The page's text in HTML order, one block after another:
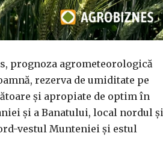
prognoza agrometeorologică
rezerva de umiditate pe
şi apropiate de optim în
şi a Banatului, local nordul şi
vestul Munteniei şi estul